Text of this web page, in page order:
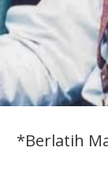
*Berlatih